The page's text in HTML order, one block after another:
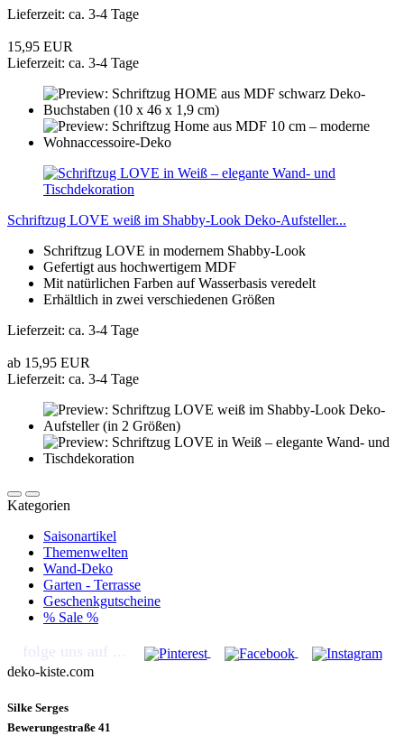
Lieferzeit: ca. 3-4 Tage
15,95 EUR
Lieferzeit: ca. 3-4 Tage
Schriftzug LOVE weiß im Shabby-Look Deko-Aufsteller...
Schriftzug LOVE in modernem Shabby-Look
Gefertigt aus hochwertigem MDF
Mit natürlichen Farben auf Wasserbasis veredelt
Erhältlich in zwei verschiedenen Größen
Lieferzeit: ca. 3-4 Tage
ab 15,95 EUR
Lieferzeit: ca. 3-4 Tage
Kategorien
Saisonartikel
Themenwelten
Wand-Deko
Garten - Terrasse
Geschenkgutscheine
% Sale %
folge uns auf ...
deko-kiste.com
Silke Serges
Bewerungestraße 41